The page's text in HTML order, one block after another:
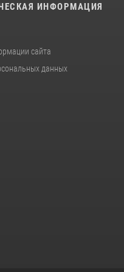
ИНФОРМАЦИЯ
сайта
данных